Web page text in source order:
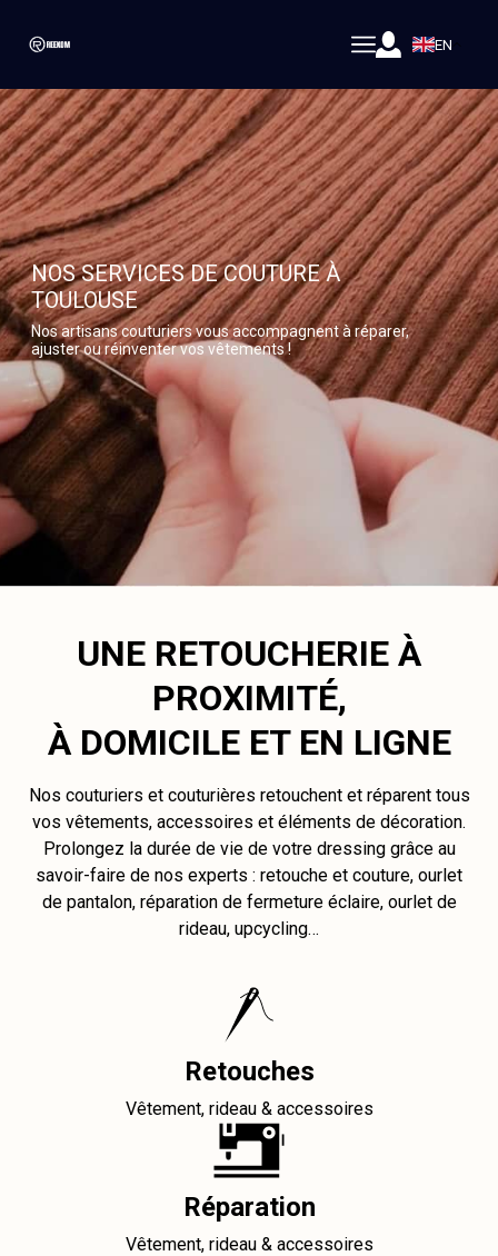
EN
NOS SERVICES DE COUTURE À
TOULOUSE
Nos artisans couturiers vous accompagnent à réparer,
ajuster ou réinventer vos vêtements !
UNE RETOUCHERIE À
PROXIMITÉ,
À DOMICILE ET EN LIGNE
Nos couturiers et couturières retouchent et réparent tous
vos vêtements, accessoires et éléments de décoration.
Prolongez la durée de vie de votre dressing grâce au
savoir-faire de nos experts : retouche et couture, ourlet
de pantalon, réparation de fermeture éclaire, ourlet de
rideau, upcycling…
Retouches
Vêtement, rideau & accessoires
Réparation
Vêtement, rideau & accessoires